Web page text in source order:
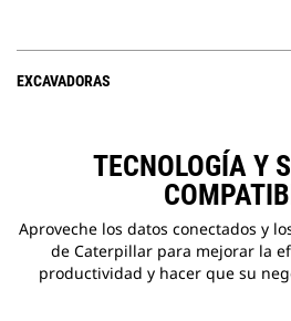
EXCAVADORAS
TECNOLOGÍA Y
Aproveche los datos conectados y
de Caterpillar para mejorar la
productividad y hacer que su